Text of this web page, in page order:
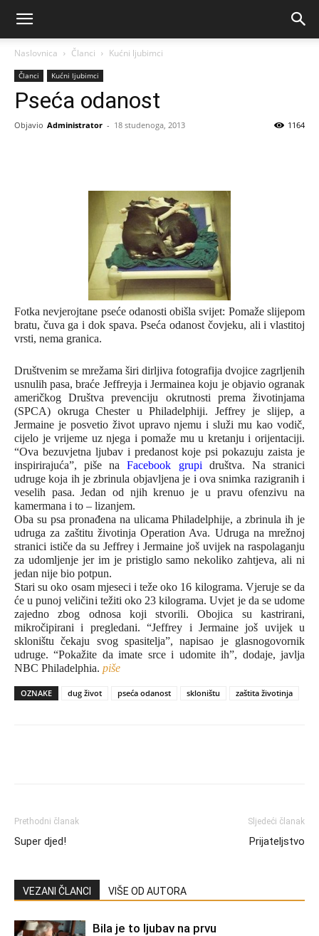
Naslovnica Članci Kućni ljubimci
Članci Kućni ljubimci
Pseća odanost
Objavio Administrator - 18 studenoga, 2013 1164
Fotka nevjerojtane pseće odanosti obišla svijet: Pomaže slijepom
bratu, čuva ga i dok spava. Pseća odanost čovjeku, ali i vlastitoj
vrsti, nema granica.
Društvenim se mrežama širi dirljiva fotografija dvojice zagrljenih
usnulih pasa, braće Jeffreyja i Jermainea koju je objavio ogranak
američkog Društva prevenciju okrutnosti prema životinjama
(SPCA) okruga Chester u Philadelphiji. Jeffrey je slijep, a
Jermaine je posvetio život upravo njemu i služi mu kao vodič,
cijelo je vrijeme uz njega i pomaže mu u kretanju i orijentaciji.
“Ova bezuvjetna ljubav i predanost koje psi pokazuju zaista je
inspirirajuća”, piše naFacebook grupi društva. Na stranici
udruge koja ih je zbrinula objavljena je i ova snimka razigranih i
veselih pasa. Jedan od njih krenuo je u pravu ofenzivu na
kamermana i to – lizanjem.
Oba su psa pronađena na ulicama Philadelphije, a zbrinula ih je
udruga za zaštitu životinja Operation Ava. Udruga na mrežnoj
stranici ističe da su Jeffrey i Jermaine još uvijek na raspolaganju
za udomljenje jer im je pristiglo samo nekoliko zahtjeva, ali ni
jedan nije bio potpun.
Stari su oko osam mjeseci i teže oko 16 kilograma. Vjeruje se da
će u punoj veličini težiti oko 23 kilograma. Uvjet je da se udome
zajedno zbog odnosa koji stvorili. Obojica su kastrirani,
mikročipirani i pregledani. “Jeffrey i Jermaine još uvijek u
skloništu čekaju svog spasitelja”, napisao je glasnogovornik
udruge. “Pokažite da imate srce i udomite ih”, dodaje, javlja
NBC Philadelphia. piše
OZNAKE dug život pseća odanost skloništu zaštita životinja
Prethodni članak
Super djed!
Sljedeći članak
Prijateljstvo
VEZANI ČLANCI VIŠE OD AUTORA
Bila je to ljubav na prvu